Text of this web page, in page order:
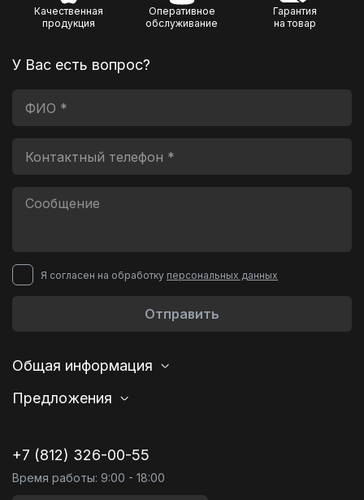
Качественная
продукция
Оперативное
обслуживание
Гарантия
на товар
У Вас есть вопрос?
Я согласен на обработку персональных данных
Отправить
Общая информация
Предложения
+7 (812) 326-00-55
Время работы: 9:00 - 18:00